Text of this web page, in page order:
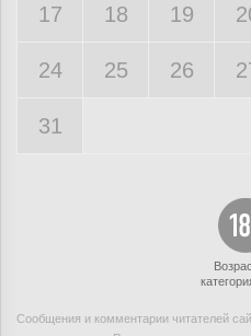
17 18 19
24 25 26
31
Сообщения и комментарии читателей